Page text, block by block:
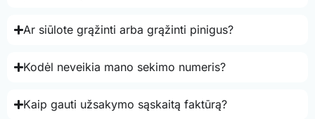
Ar siūlote grąžinti arba grąžinti pinigus?
Kodėl neveikia mano sekimo numeris?
Kaip gauti užsakymo sąskaitą faktūrą?